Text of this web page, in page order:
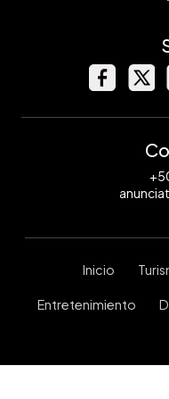
Inicio
Entretenimiento